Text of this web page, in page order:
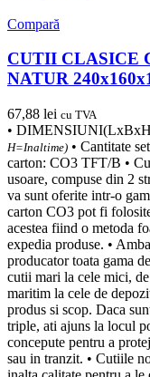
Compară
CUTII CLASICE
NATUR
67,88 lei cu TVA
•
H=Inaltime) • Cantitate
carton: CO3 TFT/B •
usoare, compuse din 2
va sunt oferite intr-o
carton CO3 pot fi
acestea fiind o metoda
expedia produse. •
producator toata gama
cutii mari la cele mici,
maritim la cele de
produs si scop. Daca
triple, ati ajuns la locul
concepute pentru a
sau in tranzit. • Cutiile